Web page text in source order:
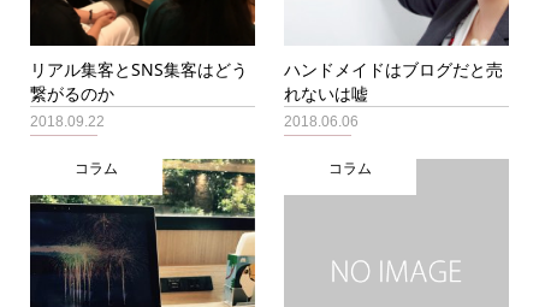
リアル集客とSNS集客はどう
繋がるのか
2018.09.22
ハンドメイドはブログだと売
れないは嘘
2018.06.06
コラム コラム